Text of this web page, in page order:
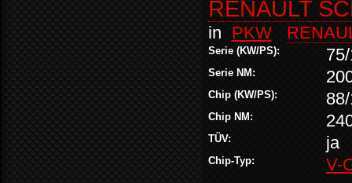
RENAULT
in PKW
Serie (KW/PS):
Serie NM:
Chip (KW/PS):
Chip NM:
TÜV: ja
Chip-Typ: V-